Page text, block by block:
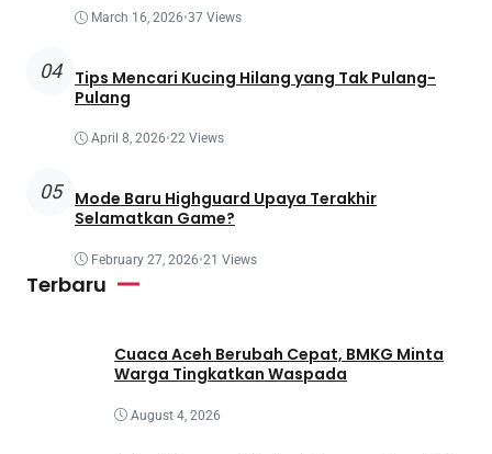
March 16, 2026•37 Views
04
Tips Mencari Kucing Hilang yang Tak Pulang-
Pulang
April 8, 2026•22 Views
05
Mode Baru Highguard Upaya Terakhir
Selamatkan Game?
February 27, 2026•21 Views
Terbaru
Cuaca Aceh Berubah Cepat, BMKG Minta
Warga Tingkatkan Waspada
August 4, 2026